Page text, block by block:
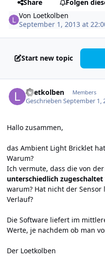
Share
Folgen
Von Loetkolben
September 1, 2013 at
Start new topic
Loetkolben Members
GeschriebenSeptember 1,
Hallo zusammen,
das Ambient Light Bricklet
Warum?
Ich vermute, dass die von
unterschiedlich zugeschaltet
warum? Hat nicht der
Verlauf?
Die Software liefert im
Werte, je nachdem ob man
Der Loetkolben